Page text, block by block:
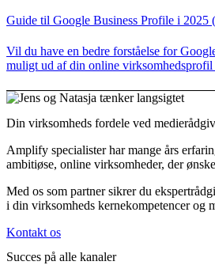
Guide til Google Business Profile i 2025
Vil du have en bedre forståelse for
muligt ud af din online virksomhedsprofil
Din virksomheds fordele ved
Amplify specialister har mange års
ambitiøse, online virksomheder, der
Med os som partner sikrer du
i din virksomheds kernekompetencer og
Kontakt os
Succes på alle kanaler